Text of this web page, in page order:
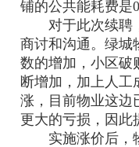
铺的公共能耗费是
对于此次续聘，
商讨和沟通。绿城
数的增加，小区破
断增加，加上人工
涨，目前物业这边
更大的亏损，因此
实施涨价后，物